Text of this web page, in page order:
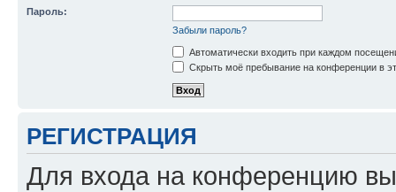
Пароль:
Забыли пароль?
Автоматически входить при каждом
Скрыть моё пребывание на конференции в
РЕГИСТРАЦИЯ
Для входа на конференцию